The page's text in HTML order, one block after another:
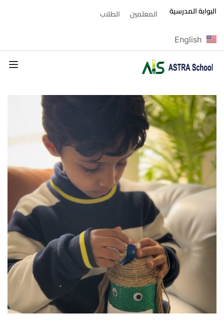
البوابة المدرسية المعلمين الطلاب
English